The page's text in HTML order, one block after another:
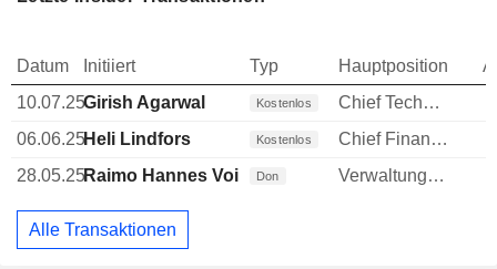
Datum Initiiert Typ Hauptposition
10.07.25Girish Agarwal Kostenlos Chief Technology Officer (CTO)
06.06.25Heli Lindfors Kostenlos
Chief Financial Officer (CFO)
28.05.25Raimo Hannes VoipioDon Verwaltungsratsmitglied
Alle Transaktionen